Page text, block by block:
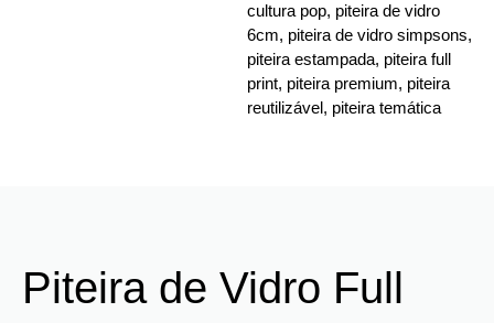
cultura pop, piteira de vidro
6cm, piteira de vidro simpsons,
piteira estampada, piteira full
print, piteira premium, piteira
reutilizável, piteira temática
Piteira de Vidro Full